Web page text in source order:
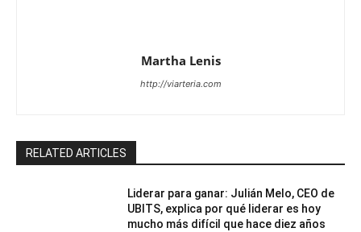
Martha Lenis
http://viarteria.com
RELATED ARTICLES
Liderar para ganar: Julián Melo, CEO de
UBITS, explica por qué liderar es hoy
mucho más difícil que hace diez años